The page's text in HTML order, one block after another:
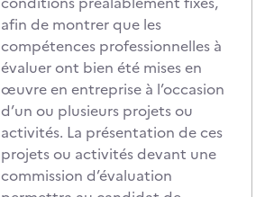
afin de montrer que les
compétences professionnelles à
évaluer ont bien été mises en
œuvre en entreprise à l’occasion
d’un ou plusieurs projets ou
activités. La présentation de ces
projets ou activités devant une
commission d’évaluation